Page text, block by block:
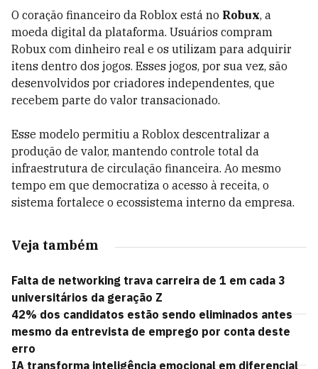
O coração financeiro da Roblox está no Robux, a
moeda digital da plataforma. Usuários compram
Robux com dinheiro real e os utilizam para adquirir
itens dentro dos jogos. Esses jogos, por sua vez, são
desenvolvidos por criadores independentes, que
recebem parte do valor transacionado.
Esse modelo permitiu a Roblox descentralizar a
produção de valor, mantendo controle total da
infraestrutura de circulação financeira. Ao mesmo
tempo em que democratiza o acesso à receita, o
sistema fortalece o ecossistema interno da empresa.
Veja também
Falta de networking trava carreira de 1 em cada 3
universitários da geração Z
42% dos candidatos estão sendo eliminados antes
mesmo da entrevista de emprego por conta deste
erro
IA transforma inteligência emocional em diferencial